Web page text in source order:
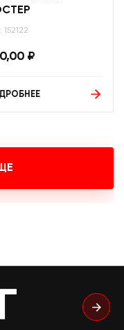
152122
₽